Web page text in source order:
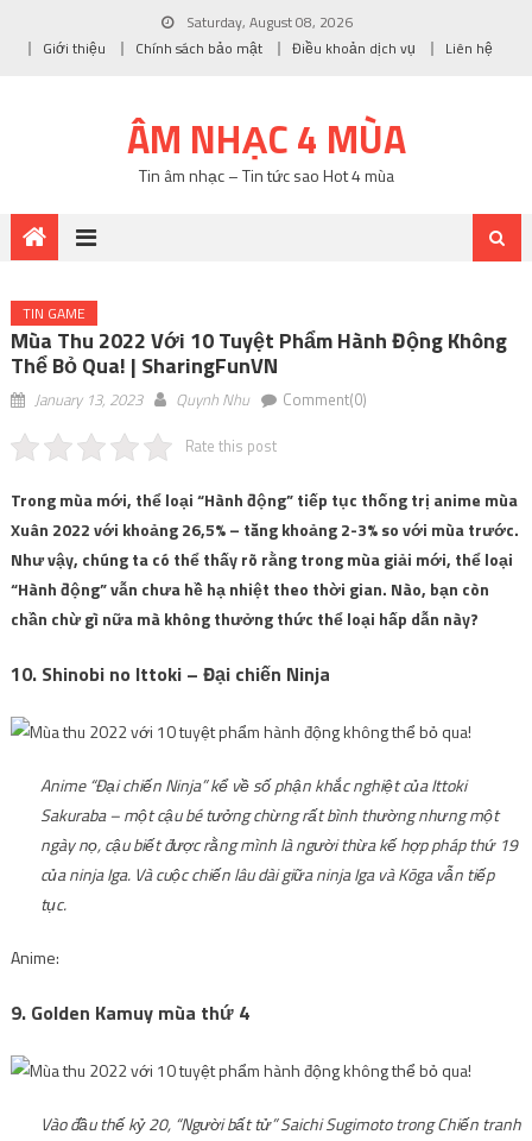
Saturday, August 08, 2026
Giới thiệu
Chính sách bảo mật Điều khoản dịch vụ Liên hệ
ÂM NHẠC 4 MÙA
Tin âm nhạc – Tin tức sao Hot 4 mùa
TIN GAME
Mùa Thu 2022 Với 10 Tuyệt Phẩm Hành Động Không
Thể Bỏ Qua! | SharingFunVN
January 13, 2023 Quynh Nhu Comment(0)
Rate this post
Trong mùa mới, thể loại “Hành động” tiếp tục thống trị anime mùa
Xuân 2022 với khoảng 26,5% – tăng khoảng 2-3% so với mùa trước.
Như vậy, chúng ta có thể thấy rõ rằng trong mùa giải mới, thể loại
“Hành động” vẫn chưa hề hạ nhiệt theo thời gian. Nào, bạn còn
chần chừ gì nữa mà không thưởng thức thể loại hấp dẫn này?
10. Shinobi no Ittoki – Đại chiến Ninja
Anime “Đại chiến Ninja” kể về số phận khắc nghiệt của Ittoki
Sakuraba – một cậu bé tưởng chừng rất bình thường nhưng một
ngày nọ, cậu biết được rằng mình là người thừa kế hợp pháp thứ 19
của ninja Iga. Và cuộc chiến lâu dài giữa ninja Iga và Kōga vẫn tiếp
tục.
Anime:
9. Golden Kamuy mùa thứ 4
Vào đầu thế kỷ 20, “Người bất tử” Saichi Sugimoto trong Chiến tranh